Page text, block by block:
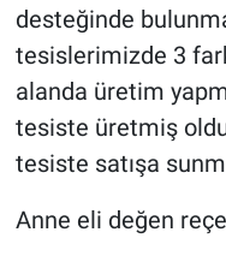
desteğinde
tesislerimizde 3
alanda üretim
tesiste üretmiş
tesiste satışa
Anne eli değen